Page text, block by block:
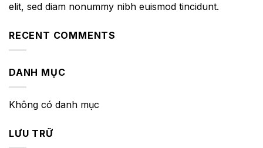
elit, sed diam nonummy nibh euismod tincidunt.
RECENT COMMENTS
DANH MỤC
Không có danh mục
LƯU TRỮ